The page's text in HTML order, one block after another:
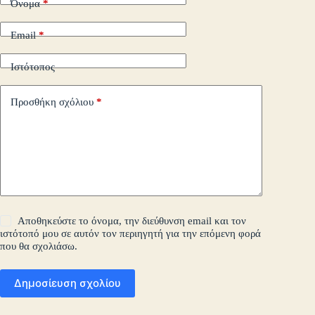
Όνομα*
Email*
Ιστότοπος
Προσθήκη σχόλιου *
Αποθηκεύστε το όνομα, την διεύθυνση email και τον
ιστότοπό μου σε αυτόν τον περιηγητή για την επόμενη φορά
που θα σχολιάσω.
Δημοσίευση σχολίου